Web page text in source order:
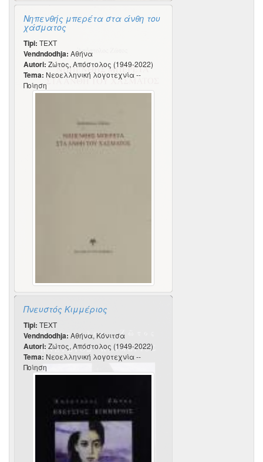
Νηπενθής μπερέτα στα άνθη του
χάσματος
Tipi: TEXT
Vendndodhja: Αθήνα
Autori: Ζώτος, Απόστολος (1949-2022)
Tema: Νεοελληνική λογοτεχνία --
Ποίηση
Πνευστός Κιμμέριος
Tipi: TEXT
Vendndodhja: Αθήνα, Κόνιτσα
Autori: Ζώτος, Απόστολος (1949-2022)
Tema: Νεοελληνική λογοτεχνία --
Ποίηση